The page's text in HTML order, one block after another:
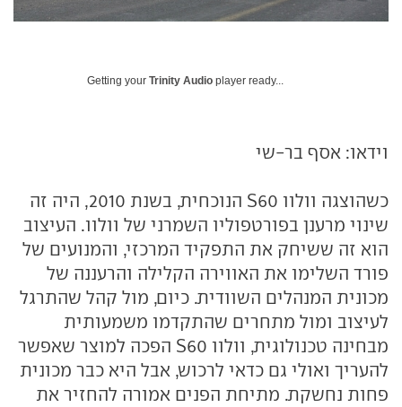
Getting your Trinity Audio player ready...
וידאו: אסף בר-שי
כשהוצגה וולוו S60 הנוכחית, בשנת 2010, היה זה
שינוי מרענן בפורטפוליו השמרני של וולוו. העיצוב
הוא זה ששיחק את התפקיד המרכזי, והמנועים של
פורד השלימו את האווירה הקלילה והרעננה של
מכונית המנהלים השוודית. כיום, מול קהל שהתרגל
לעיצוב ומול מתחרים שהתקדמו משמעותית
מבחינה טכנולוגית, וולוו S60 הפכה למוצר שאפשר
להעריך ואולי גם כדאי לרכוש, אבל היא כבר מכונית
פחות נחשקת. מתיחת הפנים אמורה להחזיר את